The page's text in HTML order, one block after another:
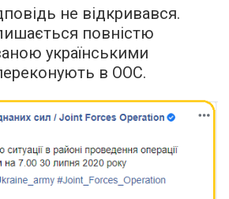
не відкривався.
повністю
українськими
в ООС.